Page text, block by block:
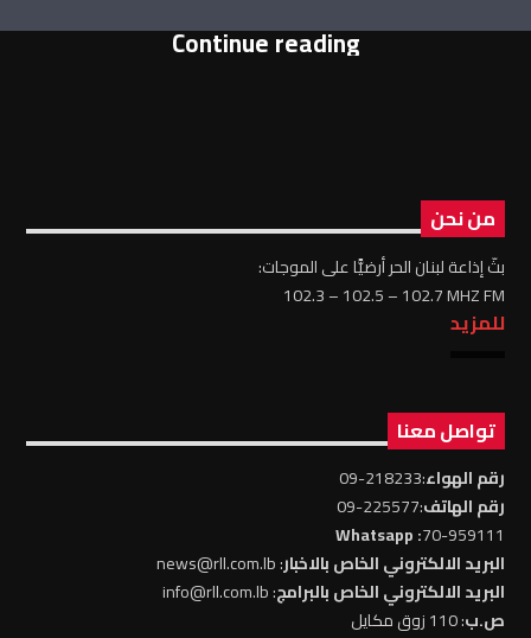
Continue reading
من نحن
بثّ إذاعة لبنان الحر أرضيًّا على الموجات:
102.3 – 102.5 – 102.7 MHZ FM
للمزيد
تواصل معنا
رقم الهواء:218233-09
رقم الهاتف:225577-09
70-959111
: Whatsapp
البريد الالكتروني الخاص بالاخبار: news@rll.com.lb
البريد الالكتروني الخاص بالبرامج: info@rll.com.lb
ص.ب: 110 زوق مكايل